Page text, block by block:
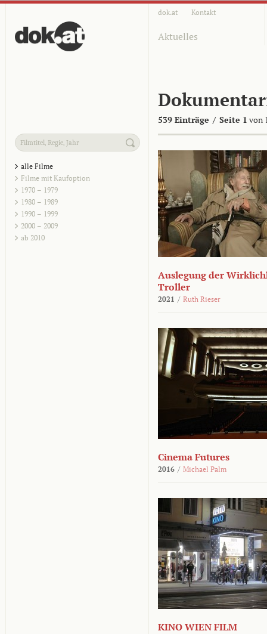
dok.at Kontakt
Aktuelles
539 Einträge / Seite 1 von
alle Filme
Filme mit Kaufoption
1970 – 1979
1980 – 1989
1990 – 1999
2000 – 2009
ab 2010
Auslegung der
Troller
2021 / Ruth Rieser
Cinema Futures
2016 / Michael Palm
KINO WIEN FILM